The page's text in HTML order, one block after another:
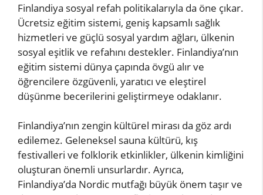
Finlandiya sosyal refah politikalarıyla da öne çıkar.
Ücretsiz eğitim sistemi, geniş kapsamlı sağlık
hizmetleri ve güçlü sosyal yardım ağları, ülkenin
sosyal eşitlik ve refahını destekler. Finlandiya’nın
eğitim sistemi dünya çapında övgü alır ve
öğrencilere özgüvenli, yaratıcı ve eleştirel
düşünme becerilerini geliştirmeye odaklanır.
Finlandiya’nın zengin kültürel mirası da göz ardı
edilemez. Geleneksel sauna kültürü, kış
festivalleri ve folklorik etkinlikler, ülkenin kimliğini
oluşturan önemli unsurlardır. Ayrıca,
Finlandiya’da Nordic mutfağı büyük önem taşır ve